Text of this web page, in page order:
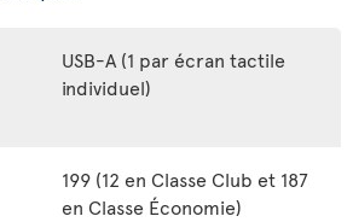
USB-A (1 par écran tactile
individuel)
199 (12 en Classe Club et 187
en Classe Économie)